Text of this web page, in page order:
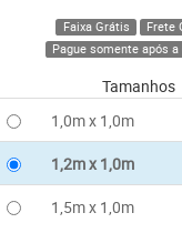
Faixa Grátis
Frete
Pague somente após
Tamanhos
1,0m x 1,0m
1,2m x 1,0m
1,5m x 1,0m